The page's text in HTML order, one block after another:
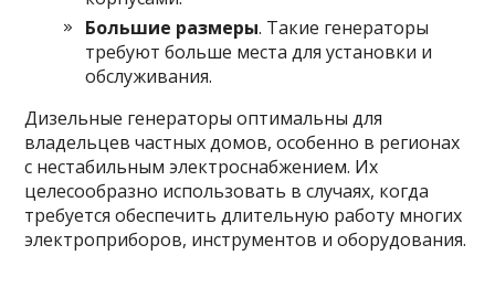
Большие размеры. Такие генераторы
требуют больше места для установки и
обслуживания.
Дизельные генераторы оптимальны для
владельцев частных домов, особенно в регионах
с нестабильным электроснабжением. Их
целесообразно использовать в случаях, когда
требуется обеспечить длительную работу многих
электроприборов, инструментов и оборудования.